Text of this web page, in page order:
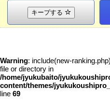
キープする
Warning: include(new-
file or directory in
/home/jyukubaito/
content/themes/
line 69